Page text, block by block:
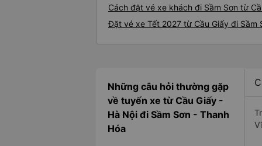
Cách đặt vé xe khách đi Sầm Sơn từ
Đặt vé xe Tết 2027 từ Cầu Giấy đi Sầm
Những câu hỏi thường gặp
về tuyến xe từ Cầu Giấy -
Hà Nội đi Sầm Sơn - Thanh
Hóa